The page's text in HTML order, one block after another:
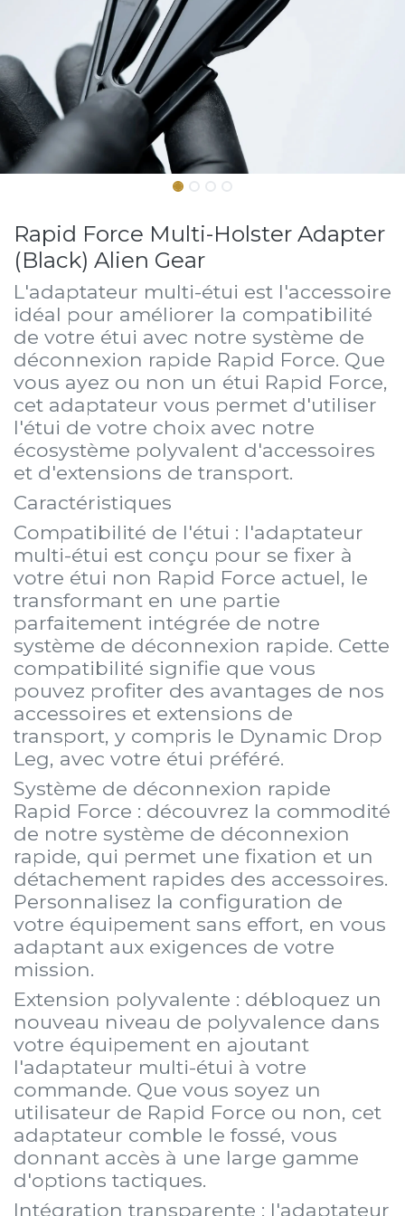
Rapid Force Multi-Holster Adapter
(Black) Alien Gear
L'adaptateur multi-étui est l'accessoire
idéal pour améliorer la compatibilité
de votre étui avec notre système de
déconnexion rapide Rapid Force. Que
vous ayez ou non un étui Rapid Force,
cet adaptateur vous permet d'utiliser
l'étui de votre choix avec notre
écosystème polyvalent d'accessoires
et d'extensions de transport.
Caractéristiques
Compatibilité de l'étui : l'adaptateur
multi-étui est conçu pour se fixer à
votre étui non Rapid Force actuel, le
transformant en une partie
parfaitement intégrée de notre
système de déconnexion rapide. Cette
compatibilité signifie que vous
pouvez profiter des avantages de nos
accessoires et extensions de
transport, y compris le Dynamic Drop
Leg, avec votre étui préféré.
Système de déconnexion rapide
Rapid Force : découvrez la commodité
de notre système de déconnexion
rapide, qui permet une fixation et un
détachement rapides des accessoires.
Personnalisez la configuration de
votre équipement sans effort, en vous
adaptant aux exigences de votre
mission.
Extension polyvalente : débloquez un
nouveau niveau de polyvalence dans
votre équipement en ajoutant
l'adaptateur multi-étui à votre
commande. Que vous soyez un
utilisateur de Rapid Force ou non, cet
adaptateur comble le fossé, vous
donnant accès à une large gamme
d'options tactiques.
Intégration transparente : l'adaptateur